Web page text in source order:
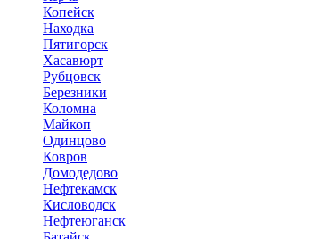
Копейск
Находка
Пятигорск
Хасавюрт
Рубцовск
Березники
Коломна
Майкоп
Одинцово
Ковров
Домодедово
Нефтекамск
Кисловодск
Нефтеюганск